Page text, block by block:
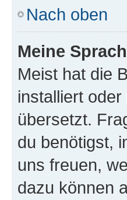
Nach oben
Meine
Meist hat die
installiert
übersetzt.
du benötigst,
uns freuen,
dazu können